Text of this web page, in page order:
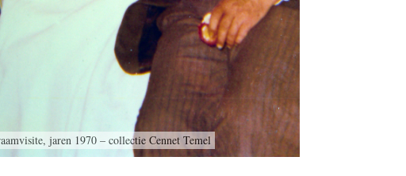
jaren 1970 – collectie Cennet Temel